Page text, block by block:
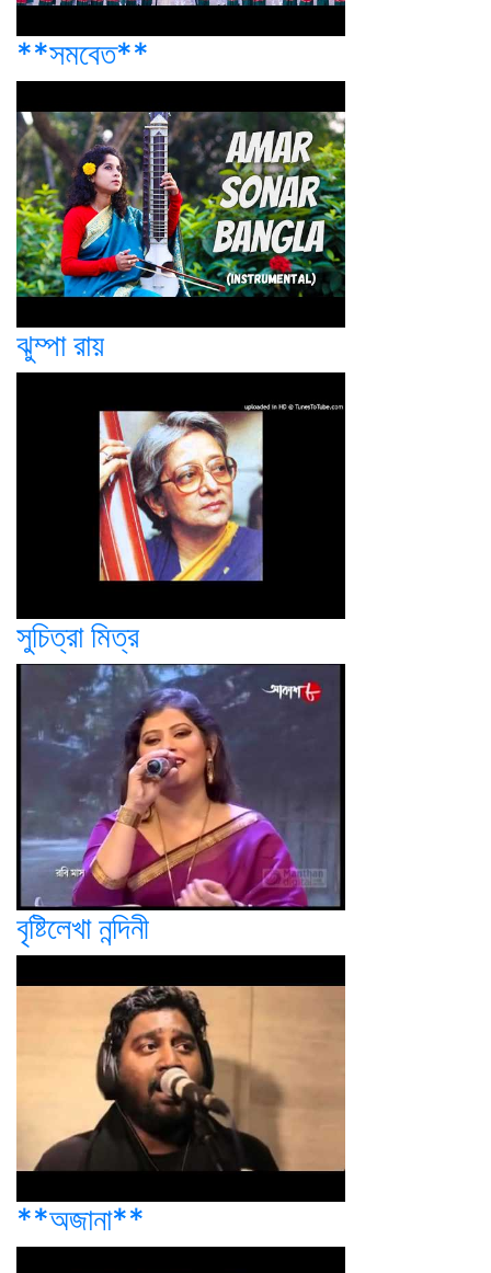
**সমবেত**
ঝুম্পা রায়
সুচিত্রা মিত্র
বৃষ্টিলেখা নন্দিনী
**অজানা**